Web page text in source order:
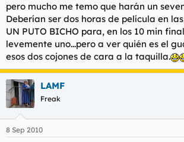
pero mucho me temo que harán un
Deberían ser dos horas de película en las
UN PUTO BICHO para, en los 10 min
levemente uno...pero a ver quién es el
esos dos cojones de cara a la taquilla.
LAMF
Freak
8 Sep 2010